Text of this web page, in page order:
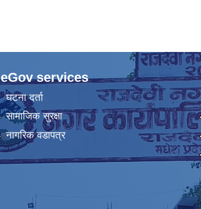
eGov services
घटना दर्ता
सामाजिक सुरक्षा
नागरिक वडापत्र